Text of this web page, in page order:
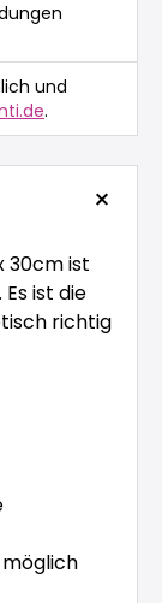
und
.
30cm ist
ist die
richtig
möglich